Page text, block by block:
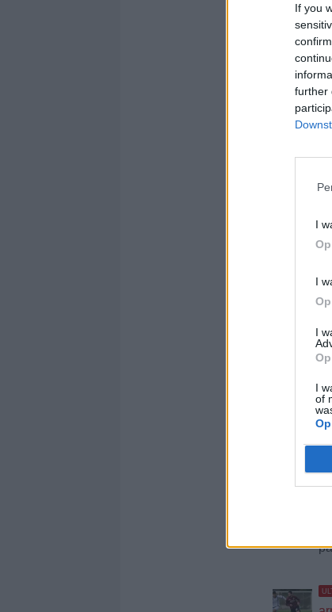
If you
further
I
I
I
I
of
adesso,
guida
Autore: